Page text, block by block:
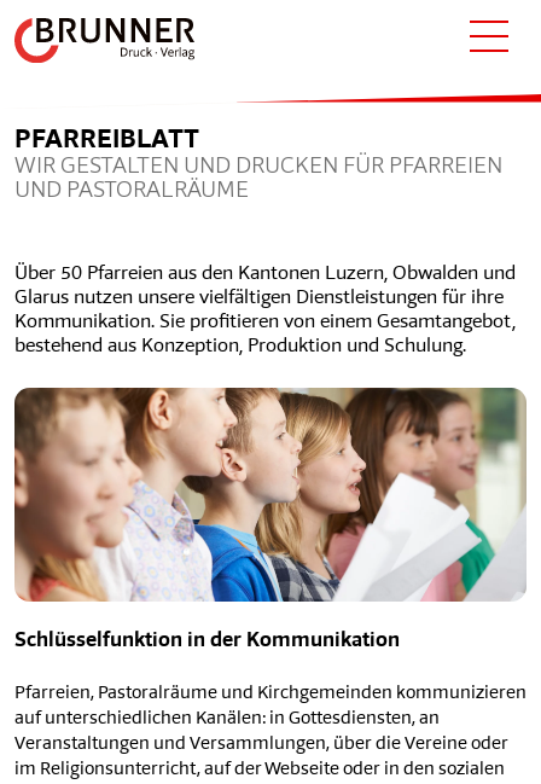
PFARREIBLATT
WIR GESTALTEN UND DRUCKEN FÜR PFARREIEN
UND PASTORALRÄUME
Über 50 Pfarreien aus den Kantonen Luzern, Obwalden und
Glarus nutzen unsere vielfältigen Dienstleistungen für ihre
Kommunikation. Sie profitieren von einem Gesamtangebot,
bestehend aus Konzeption, Produktion und Schulung.
Schlüsselfunktion in der Kommunikation
Pfarreien, Pastoralräume und Kirchgemeinden kommunizieren
auf unterschiedlichen Kanälen: in Gottesdiensten, an
Veranstaltungen und Versammlungen, über die Vereine oder
im Religionsunterricht, auf der Webseite oder in den sozialen